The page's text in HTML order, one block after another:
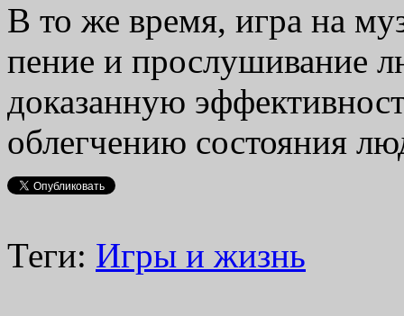
В то же время, игра на
пение и прослушивание
доказанную
облегчению состояния
Теги: Игры и жизнь